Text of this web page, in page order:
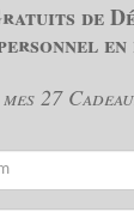
de
27